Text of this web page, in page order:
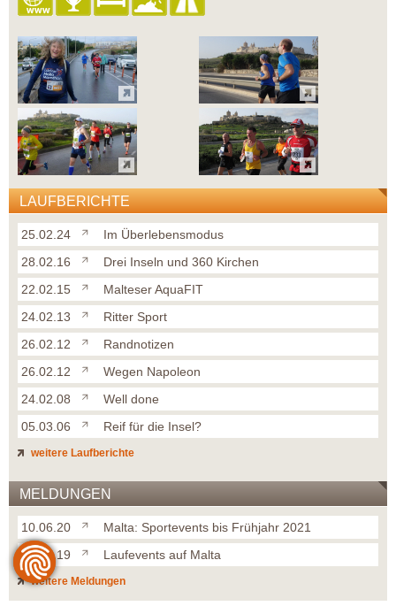
LAUFBERICHTE
25.02.24
Im Überlebensmodus
28.02.16
Drei Inseln und 360 Kirchen
22.02.15
Malteser AquaFIT
24.02.13
Ritter Sport
26.02.12
Randnotizen
26.02.12
Wegen Napoleon
24.02.08
Well done
05.03.06
Reif für die Insel?
weitere Laufberichte
MELDUNGEN
10.06.20
Malta: Sportevents bis Frühjahr 2021
01.10.19
Laufevents auf Malta
weitere Meldungen